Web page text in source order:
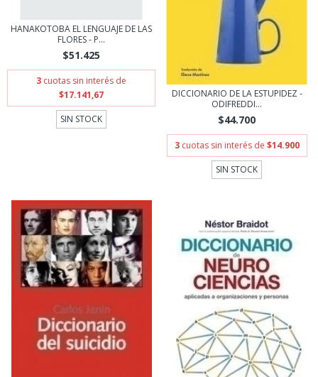
HANAKOTOBA EL LENGUAJE DE LAS
FLORES - P...
$51.425
3 cuotas sin interés de
$17.141,67
SIN STOCK
DICCIONARIO DE LA ESTUPIDEZ -
ODIFREDDI...
$44.700
3 cuotas sin interés de $14.900
SIN STOCK